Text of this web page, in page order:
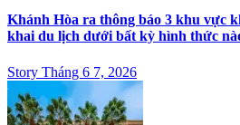
Khánh Hòa ra thông báo 3 khu vực
khai du lịch dưới bất kỳ hình thức
Story Tháng 6 7, 2026